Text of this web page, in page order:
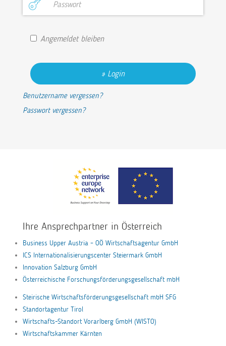
Angemeldet bleiben
Login
Benutzername vergessen?
Passwort vergessen?
Ihre Ansprechpartner in Österreich
Business Upper Austria – OÖ Wirtschaftsagentur GmbH
ICS Internationalisierungscenter Steiermark GmbH
Innovation Salzburg GmbH
Österreichische Forschungsförderungsgesellschaft mbH
Steirische Wirtschaftsförderungsgesellschaft mbH SFG
Standortagentur Tirol
Wirtschafts-Standort Vorarlberg GmbH (WISTO)
Wirtschaftskammer Kärnten